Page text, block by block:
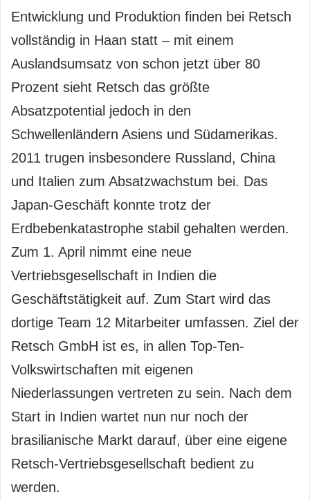
Entwicklung und Produktion finden bei Retsch
vollständig in Haan statt – mit einem
Auslandsumsatz von schon jetzt über 80
Prozent sieht Retsch das größte
Absatzpotential jedoch in den
Schwellenländern Asiens und Südamerikas.
2011 trugen insbesondere Russland, China
und Italien zum Absatzwachstum bei. Das
Japan-Geschäft konnte trotz der
Erdbebenkatastrophe stabil gehalten werden.
Zum 1. April nimmt eine neue
Vertriebsgesellschaft in Indien die
Geschäftstätigkeit auf. Zum Start wird das
dortige Team 12 Mitarbeiter umfassen. Ziel der
Retsch GmbH ist es, in allen Top-Ten-
Volkswirtschaften mit eigenen
Niederlassungen vertreten zu sein. Nach dem
Start in Indien wartet nun nur noch der
brasilianische Markt darauf, über eine eigene
Retsch-Vertriebsgesellschaft bedient zu
werden.